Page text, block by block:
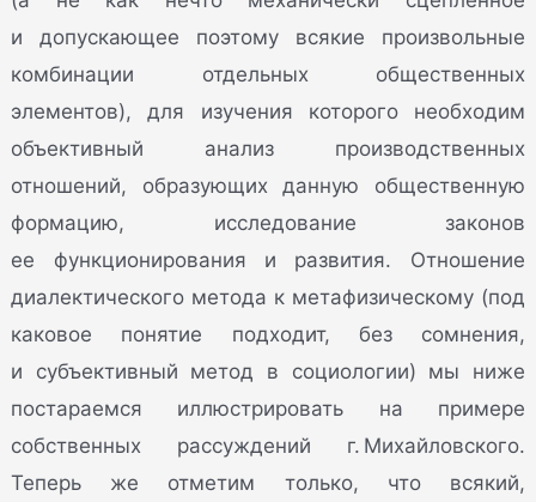
и допускающее поэтому всякие произвольные
комбинации отдельных общественных
элементов), для изучения которого необходим
объективный анализ производственных
отношений, образующих данную общественную
формацию, исследование законов
ее функционирования и развития. Отношение
диалектического метода к метафизическому (под
каковое понятие подходит, без сомнения,
и субъективный метод в социологии) мы ниже
постараемся иллюстрировать на примере
собственных рассуждений г. Михайловского.
Теперь же отметим только, что всякий,